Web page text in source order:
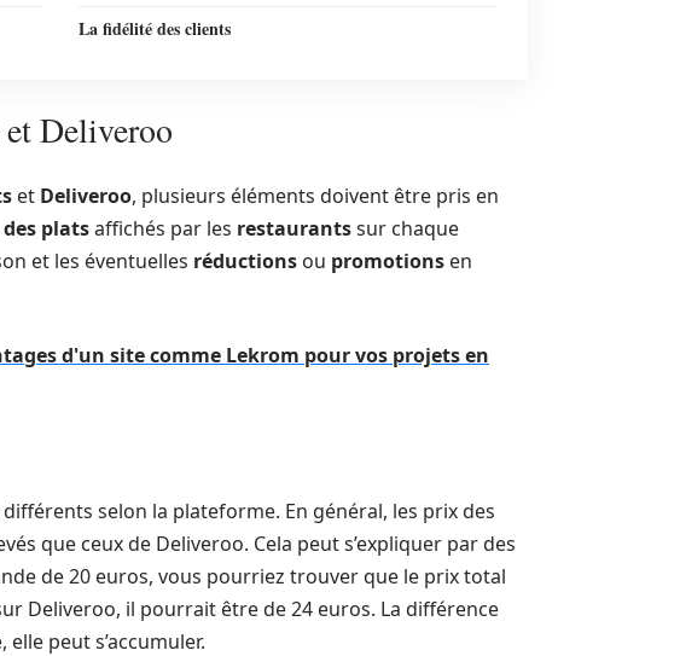
La fidélité des clients
Deliveroo
et Deliveroo, plusieurs éléments doivent être pris en
platsaffichés par les restaurantssur chaque
et les éventuelles réductions ou promotions en
d'un site comme Lekrom pour vos projets en
selon la plateforme. En général, les prix des
que ceux de Deliveroo. Cela peut s’expliquer par des
de 20 euros, vous pourriez trouver que le prix total
Deliveroo, il pourrait être de 24 euros. La différence
peut s’accumuler.